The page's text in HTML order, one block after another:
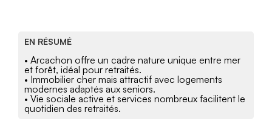
EN RÉSUMÉ
• Arcachon offre un cadre nature unique entre mer
et forêt, idéal pour retraités.
• Immobilier cher mais attractif avec logements
modernes adaptés aux seniors.
• Vie sociale active et services nombreux facilitent le
quotidien des retraités.